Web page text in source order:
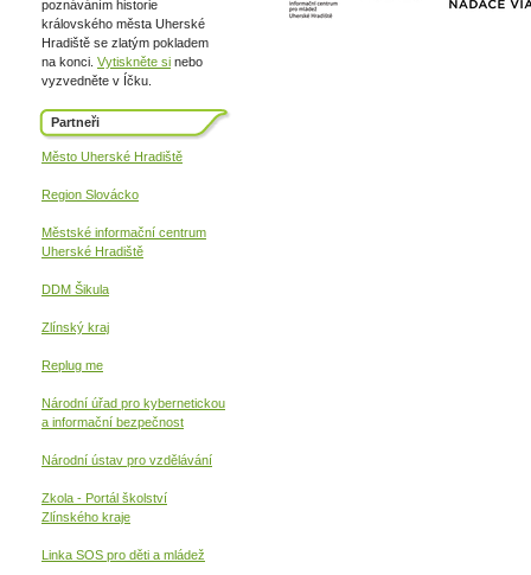
poznáváním historie
královského města Uherské
Hradiště se zlatým pokladem
na konci. Vytiskněte si nebo
vyzvedněte v Íčku.
Partneři
Město Uherské Hradiště
Region Slovácko
Městské informační centrum
Uherské Hradiště
DDM Šikula
Zlínský kraj
Replug me
Národní úřad pro kybernetickou
a informační bezpečnost
Národní ústav pro vzdělávání
Zkola - Portál školství
Zlínského kraje
Linka SOS pro děti a mládež